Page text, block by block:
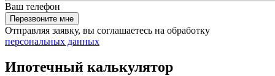
Ваш телефон
Перезвоните мне
Отправляя заявку, вы соглашаетесь на обработку
персональных данных
Ипотечный калькулятор